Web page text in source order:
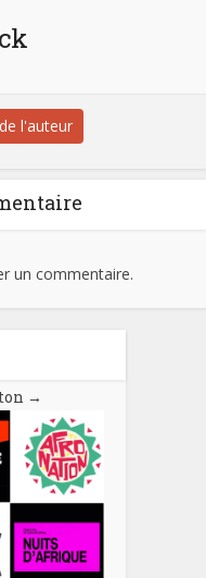
l'auteur
un commentaire.
→